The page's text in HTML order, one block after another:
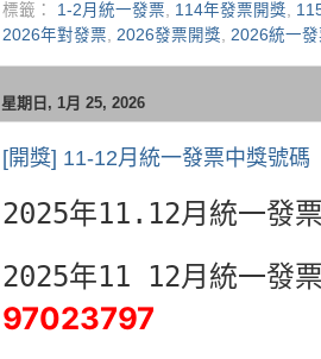
標籤： 1-2月統一發票, 114年發票開獎,
2026年對發票, 2026發票開獎, 2026統一發
星期日, 1月 25, 2026
[開獎] 11-12月統一發票中獎號碼
2025年11.12月統一發
2025年11 12月統一發
97023797